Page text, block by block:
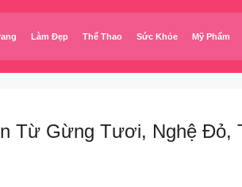
Làm Đẹp Thể Thao Sức Khỏe Mỹ Phẩm
Từ Gừng Tươi, Nghệ Đỏ,